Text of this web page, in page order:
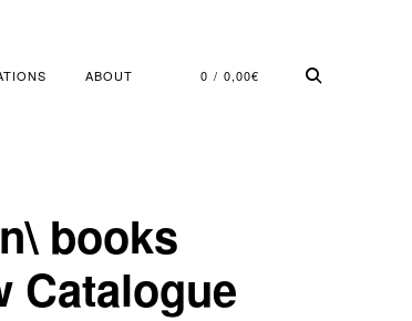
ABOUT 0 0,00€
books
Catalogue